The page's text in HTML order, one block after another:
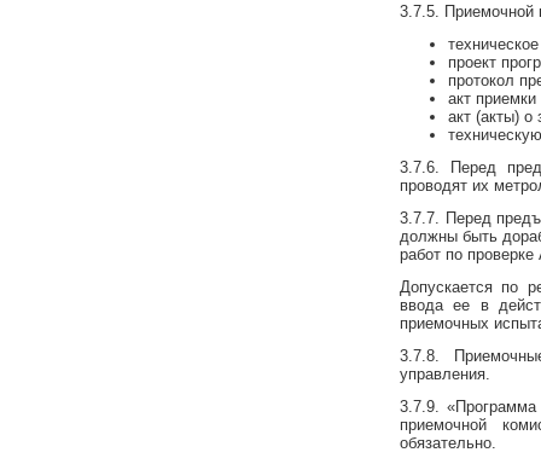
3.7.5. Приемочной
проект
протокол
акт
акт (акты)
3.7.6. Перед
проводят их
3.7.7. Перед
должны быть
работ по
Допускается по
ввода ее в
приемочных
3.7.8.
управления.
3.7.9.
приемочной
обязательно.